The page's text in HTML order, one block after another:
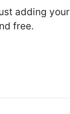
adding your
free.